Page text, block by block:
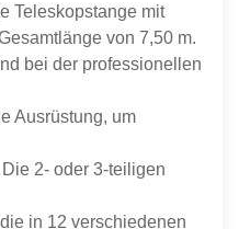
Teleskopstange mit
von 7,50 m.
bei der professionellen
Ausrüstung, um
2- oder 3-teiligen
in 12 verschiedenen